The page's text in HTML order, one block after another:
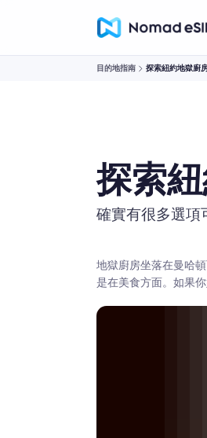
目的地指南 探索紐約地獄廚
探索
確實有很多選項
地獄廚房坐落在曼哈
是在美食方面。如果